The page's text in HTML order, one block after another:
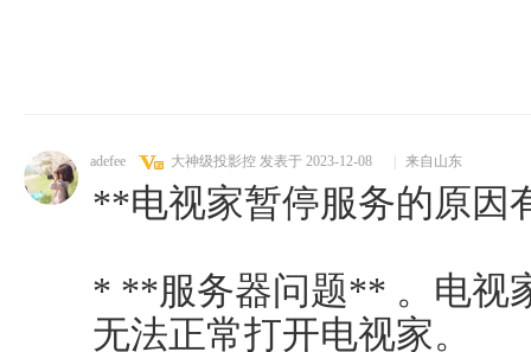
adefee 大神级投影控 发表于 2023-12-08 来自山东
**电视家暂停服务的原因
* **服务器问题** 。电视
无法正常打开电视家。